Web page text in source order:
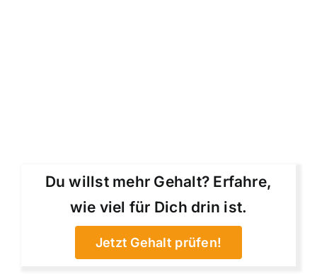
Du willst mehr Gehalt? Erfahre,
wie viel für Dich drin ist.
Jetzt Gehalt prüfen!